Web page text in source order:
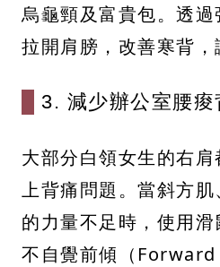
烏龜頸及富貴包。透
拉開肩膀，改善寒背，
3. 減少辦公室腰痠
大部分白領女生的右
上背痛問題。當斜方
的力量不足時，使用
不自覺前傾（